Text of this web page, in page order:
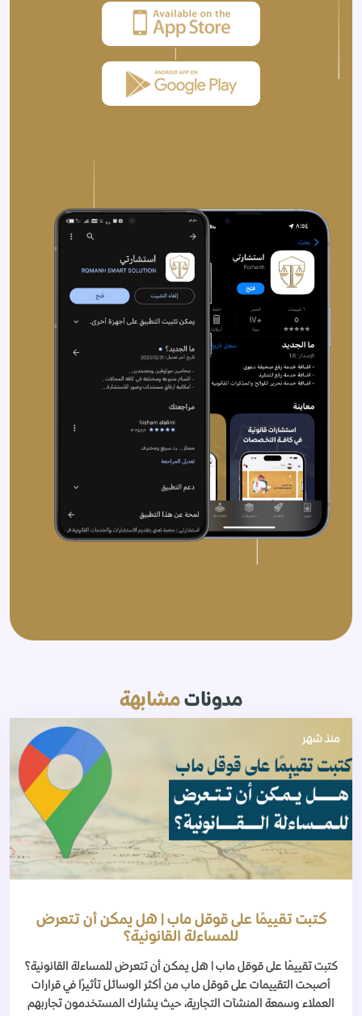
مدونات مشابهة
منذ شهر
كتبت تقييمًا على قوقل ماب | هل يمكن أن تتعرض
للمساءلة القانونية؟
كتبت تقييمًا على قوقل ماب | هل يمكن أن تتعرض للمساءلة القانونية؟
أصبحت التقييمات على قوقل ماب من أكثر الوسائل تأثيرًا في قرارات
العملاء وسمعة المنشآت التجارية، حيث يشارك المستخدمون تجاربهم